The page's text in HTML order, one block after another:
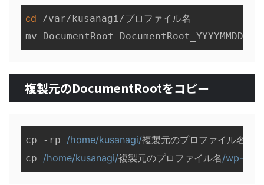
cd /var/kusanagi/プロファイル名
複製元のDocumentRootをコピー
cp -rp /home/kusanagi/複製元のプロファイル名
cp /home/kusanagi/複製元のプロファイル名/wp-